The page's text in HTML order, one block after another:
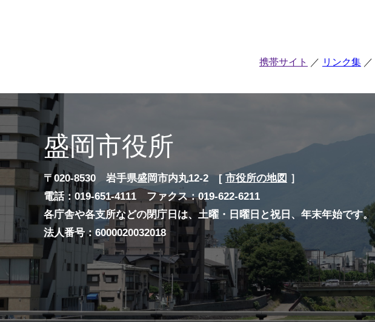
携帯サイト リンク集
盛岡市役所
〒020-8530 岩手県盛岡市内丸12-2 [ 市役所の地図 ］
電話：019-651-4111 ファクス：019-622-6211
各庁舎や各支所などの閉庁日は、土曜・日曜日と祝日、年末年始です。
法人番号：6000020032018